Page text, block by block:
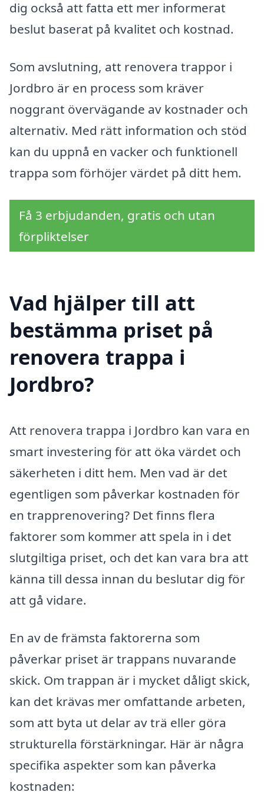
dig också att fatta ett mer informerat
beslut baserat på kvalitet och kostnad.
Som avslutning, att renovera trappor i
Jordbro är en process som kräver
noggrant övervägande av kostnader och
alternativ. Med rätt information och stöd
kan du uppnå en vacker och funktionell
trappa som förhöjer värdet på ditt hem.
Få 3 erbjudanden, gratis och utan
förpliktelser
Vad hjälper till att
bestämma priset på
renovera trappa i
Jordbro?
Att renovera trappa i Jordbro kan vara en
smart investering för att öka värdet och
säkerheten i ditt hem. Men vad är det
egentligen som påverkar kostnaden för
en trapprenovering? Det finns flera
faktorer som kommer att spela in i det
slutgiltiga priset, och det kan vara bra att
känna till dessa innan du beslutar dig för
att gå vidare.
En av de främsta faktorerna som
påverkar priset är trappans nuvarande
skick. Om trappan är i mycket dåligt skick,
kan det krävas mer omfattande arbeten,
som att byta ut delar av trä eller göra
strukturella förstärkningar. Här är några
specifika aspekter som kan påverka
kostnaden: